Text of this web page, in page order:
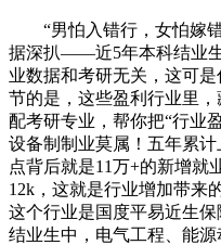
“男怕入错行，女怕嫁错
据深扒——近5年本科结业生
业数据和考研无关，这可
节的是，这些盈利行业里
配考研专业，帮你把“行业
设备制制业莫属！五年累
点背后就是11万+的新增就
12k，这就是行业增加带来
这个行业是国度平易近生
结业生中，电气工程、能